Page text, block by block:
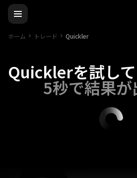
ホーム トレード Quickler
Quicklerを試して
5秒で結果が